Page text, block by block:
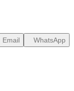
Email
WhatsApp